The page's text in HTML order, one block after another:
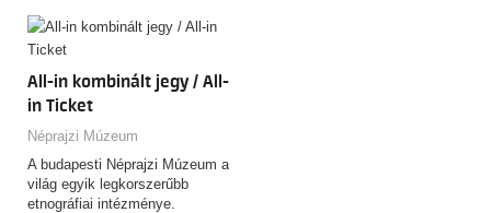
All-in kombinált jegy / All-
in Ticket
Néprajzi Múzeum
A budapesti Néprajzi Múzeum a
világ egyik legkorszerűbb
etnográfiai intézménye.